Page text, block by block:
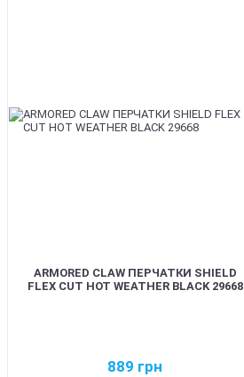
ARMORED CLAW ПЕРЧАТКИ SHIELD
FLEX CUT HOT WEATHER BLACK 29668
889 грн